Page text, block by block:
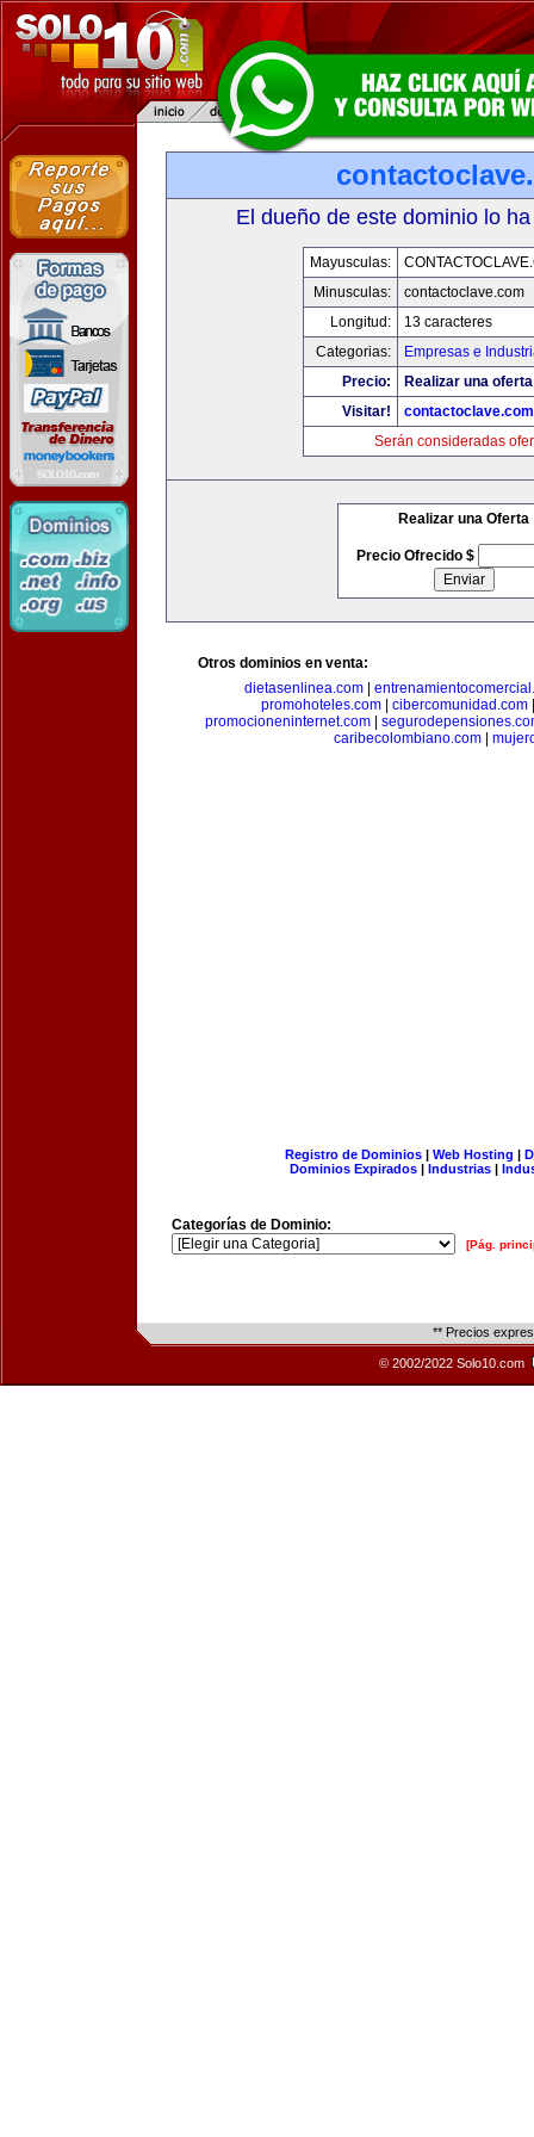
El dueño de este dominio lo
Mayusculas:
Minusculas:
contactoclave.com
Longitud:
13 caracteres
Categorias:
Empresas e
Precio:
Realizar una
Visitar!
contactoclave.com
Serán consideradas
Realizar una Oferta
Precio Ofrecido $
Otros dominios en venta:
dietasenlinea.com|
promohoteles.com
cibercomunidad.com
promocioneninternet.com|
caribecolombiano.com|
Registro de Dominios| Web Hosting |
Dominios Expirados | Industrias |
Categorías de Dominio:
[Pág.
** Precios
© 2002/2022 Solo10.com